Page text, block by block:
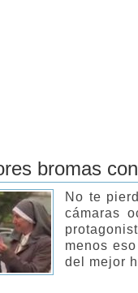
bromas
No te
cámaras
menos
del mejor